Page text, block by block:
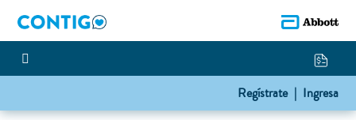
Regístrate | Ingresa